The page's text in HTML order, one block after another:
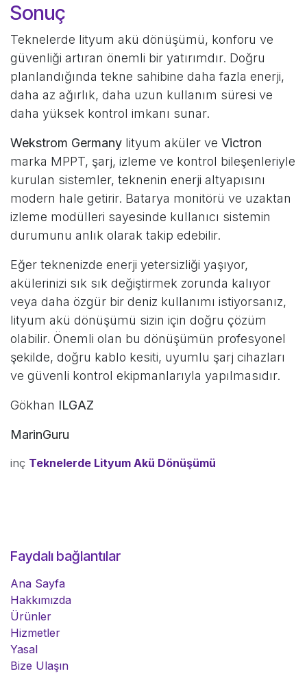
Sonuç
Teknelerde lityum akü dönüşümü, konforu ve
güvenliği artıran önemli bir yatırımdır. Doğru
planlandığında tekne sahibine daha fazla enerji,
daha az ağırlık, daha uzun kullanım süresi ve
daha yüksek kontrol imkanı sunar.
Wekstrom Germany lityum aküler ve Victron
marka MPPT, şarj, izleme ve kontrol bileşenleriyle
kurulan sistemler, teknenin enerji altyapısını
modern hale getirir. Batarya monitörü ve uzaktan
izleme modülleri sayesinde kullanıcı sistemin
durumunu anlık olarak takip edebilir.
Eğer teknenizde enerji yetersizliği yaşıyor,
akülerinizi sık sık değiştirmek zorunda kalıyor
veya daha özgür bir deniz kullanımı istiyorsanız,
lityum akü dönüşümü sizin için doğru çözüm
olabilir. Önemli olan bu dönüşümün profesyonel
şekilde, doğru kablo kesiti, uyumlu şarj cihazları
ve güvenli kontrol ekipmanlarıyla yapılmasıdır.
Gökhan ILGAZ
MarinGuru
inç Teknelerde Lityum Akü Dönüşümü
Faydalı bağlantılar
Ana Sayfa
Hakkımızda
Ürünler
Hizmetler
Yasal
Bize Ulaşın